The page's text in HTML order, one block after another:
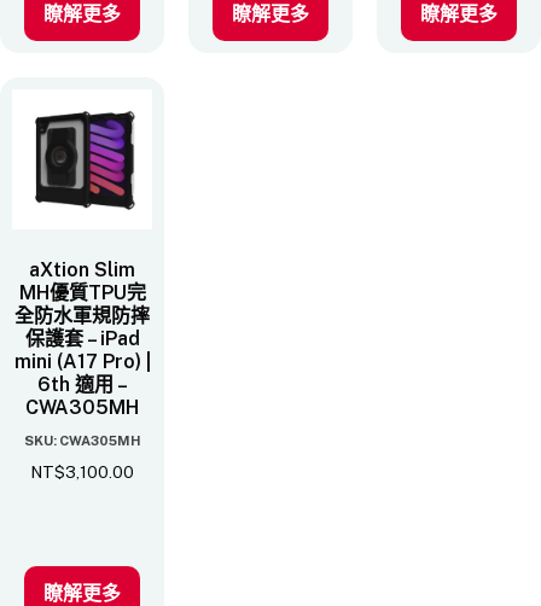
瞭解更多 瞭解更多 瞭解更多
aXtion Slim
MH優質TPU完
全防水軍規防摔
保護套 – iPad
mini (A17 Pro) |
6th 適用 –
CWA305MH
SKU: CWA305MH
NT$3,100.00
瞭解更多